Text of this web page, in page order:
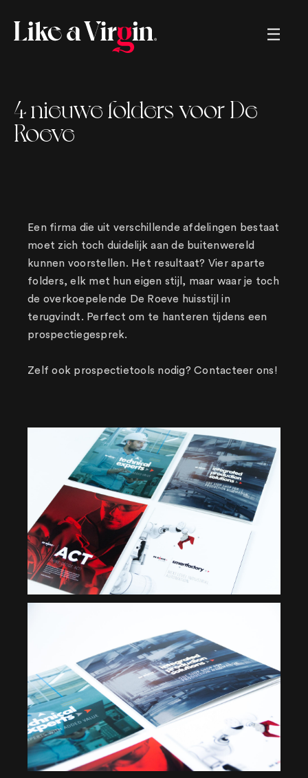
renaming brands, marketing strategies,
sales strategies, memorable movies,
4 nieuwe folders voor De
Roeve
Een firma die uit verschillende afdelingen bestaat
moet zich toch duidelijk aan de buitenwereld
kunnen voorstellen. Het resultaat? Vier aparte
folders, elk met hun eigen stijl, maar waar je toch
de overkoepelende De Roeve huisstijl in
terugvindt. Perfect om te hanteren tijdens een
prospectiegesprek.
Zelf ook prospectietools nodig? Contacteer ons!